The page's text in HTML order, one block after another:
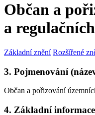
Občan a
a
Základní znění Rozšířené
3. Pojmenování
Občan a pořizování
4. Základní